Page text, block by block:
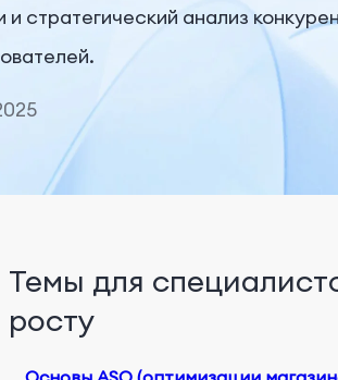
анализ
Темы для
росту